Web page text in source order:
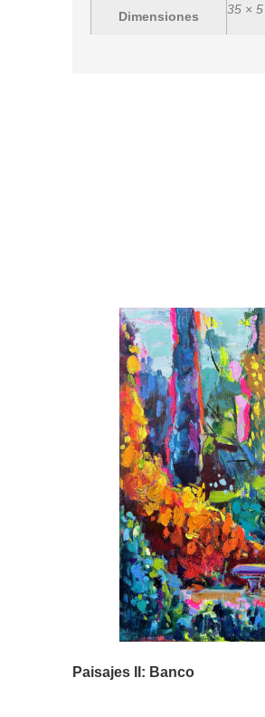
Dimensiones 35 ×
Paisajes II: Banco